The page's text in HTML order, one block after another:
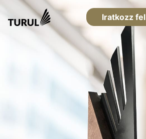
Iratkozz fel